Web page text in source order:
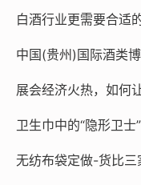
白酒行业更需要合适
中国(贵州)国际酒类
卫生巾中的“隐形卫士
无纺布袋定做-货比三